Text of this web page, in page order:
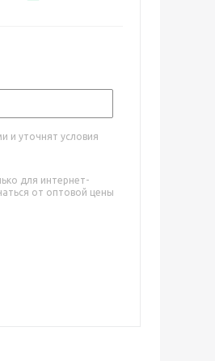
и уточнят условия
для интернет-
от оптовой цены